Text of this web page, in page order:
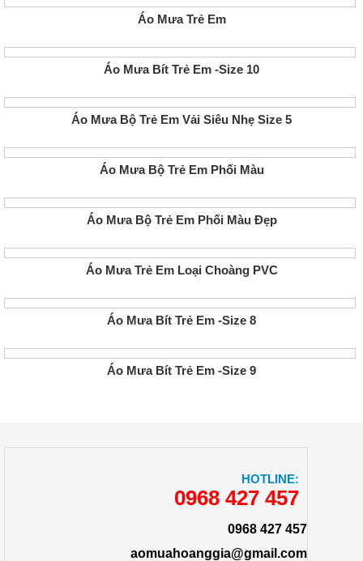
Áo Mưa Trẻ Em
Áo Mưa Bít Trẻ Em -size 10
Áo Mưa Bộ Trẻ Em Vải Siêu Nhẹ Size 5
Áo Mưa Bộ Trẻ Em Phối Màu
Áo Mưa Bộ Trẻ Em Phối Màu Đẹp
Áo Mưa Trẻ Em Loại Choàng PVC
Áo Mưa Bít Trẻ Em -size 8
Áo Mưa Bít Trẻ Em -size 9
HOTLINE:
0968 427 457
0968 427 457
aomuahoanggia@gmail.com